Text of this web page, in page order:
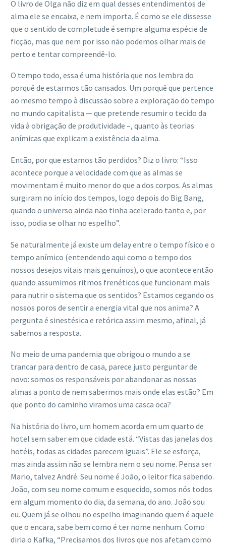
O livro de Olga não diz em qual desses entendimentos de
alma ele se encaixa, e nem importa. É como se ele dissesse
que o sentido de completude é sempre alguma espécie de
ficção, mas que nem por isso não podemos olhar mais de
perto e tentar compreendê-lo.
O tempo todo, essa é uma história que nos lembra do
porquê de estarmos tão cansados. Um porquê que pertence
ao mesmo tempo à discussão sobre a exploração do tempo
no mundo capitalista — que pretende resumir o tecido da
vida à obrigação de produtividade –, quanto às teorias
anímicas que explicam a existência da alma.
Então, por que estamos tão perdidos? Diz o livro: “Isso
acontece porque a velocidade com que as almas se
movimentam é muito menor do que a dos corpos. As almas
surgiram no início dos tempos, logo depois do Big Bang,
quando o universo ainda não tinha acelerado tanto e, por
isso, podia se olhar no espelho”.
Se naturalmente já existe um delay entre o tempo físico e o
tempo anímico (entendendo aqui como o tempo dos
nossos desejos vitais mais genuínos), o que acontece então
quando assumimos ritmos frenéticos que funcionam mais
para nutrir o sistema que os sentidos? Estamos cegando os
nossos poros de sentir a energia vital que nos anima? A
pergunta é sinestésica e retórica assim mesmo, afinal, já
sabemos a resposta.
No meio de uma pandemia que obrigou o mundo a se
trancar para dentro de casa, parece justo perguntar de
novo: somos os responsáveis por abandonar as nossas
almas a ponto de nem sabermos mais onde elas estão? Em
que ponto do caminho viramos uma casca oca?
Na história do livro, um homem acorda em um quarto de
hotel sem saber em que cidade está. “Vistas das janelas dos
hotéis, todas as cidades parecem iguais”. Ele se esforça,
mas ainda assim não se lembra nem o seu nome. Pensa ser
Mario, talvez André. Seu nome é João, o leitor fica sabendo.
João, com seu nome comum e esquecido, somos nós todos
em algum momento do dia, da semana, do ano. João sou
eu. Quem já se olhou no espelho imaginando quem é aquele
que o encara, sabe bem como é ter nome nenhum. Como
diria o Kafka, “Precisamos dos livros que nos afetam como